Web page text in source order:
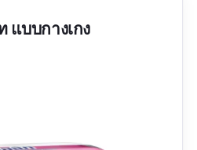
แบบกางเกง